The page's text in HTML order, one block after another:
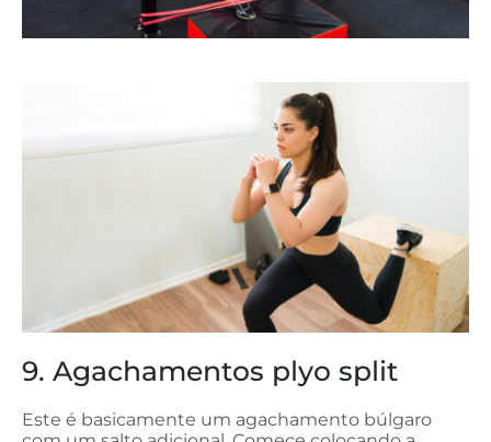
9. Agachamentos plyo split
Este é basicamente um agachamento búlgaro